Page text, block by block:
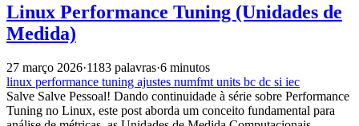
Linux Performance Tuning (Unidades de
Medida)
27 março 2026·1183 palavras·6 minutos
linux performance tuning ajustes numfmt units bc dc si iec
Salve Salve Pessoal! Dando continuidade à série sobre Performance
Tuning no Linux, este post aborda um conceito fundamental para